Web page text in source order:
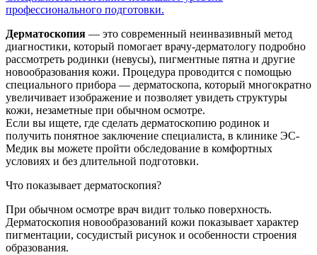
профессионального подготовки.
Дерматоскопия — это современный неинвазивный метод
диагностики, который помогает врачу-дерматологу подробно
рассмотреть родинки (невусы), пигментные пятна и другие
новообразования кожи. Процедура проводится с помощью
специального прибора — дерматоскопа, который многократно
увеличивает изображение и позволяет увидеть структуры
кожи, незаметные при обычном осмотре.
Если вы ищете, где сделать дерматоскопию родинок и
получить понятное заключение специалиста, в клинике ЭС-
Медик вы можете пройти обследование в комфортных
условиях и без длительной подготовки.
Что показывает дерматоскопия?
При обычном осмотре врач видит только поверхность.
Дерматоскопия новообразований кожи показывает характер
пигментации, сосудистый рисунок и особенности строения
образования.